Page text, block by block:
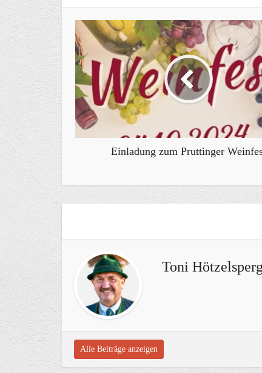
Einladung zum Pruttinger
Toni
Alle Beiträge anzeigen